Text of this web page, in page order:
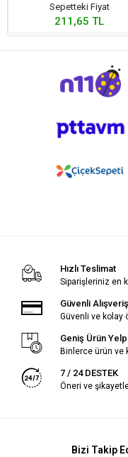
Sepetteki Fiyat
211,65 TL
Hızlı Teslimat
Siparişleriniz en
Güvenli Alışveriş
Güvenli ve kolay
Geniş Ürün
Binlerce ürün ve
7 / 24 DESTEK
Öneri ve
Bizi Takip